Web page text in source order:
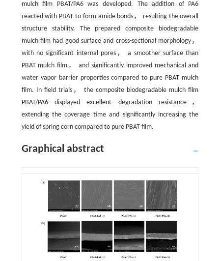
mulch film PBAT/PA6 was developed. The addition of PA6
reacted with PBAT to form amide bonds， resulting the overall
structure stability. The prepared composite biodegradable
mulch film had good surface and cross-sectional morphology，
with no significant internal pores， a smoother surface than
PBAT mulch film， and significantly improved mechanical and
water vapor barrier properties compared to pure PBAT mulch
film. In field trials， the composite biodegradable mulch film
PBAT/PA6 displayed excellent degradation resistance，
extending the coverage time and significantly increasing the
yield of spring corn compared to pure PBAT film.
Graphical abstract